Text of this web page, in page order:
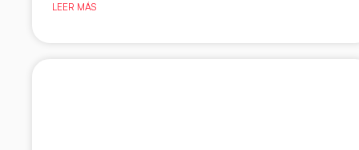
LEER MÁS